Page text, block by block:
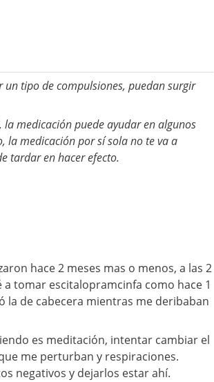
un tipo de compulsiones, puedan surgir
medicación puede ayudar en algunos
la medicación por sí sola no te va a
tardar en hacer efecto.
hace 2 meses mas o menos, a las 2
tomar escitalopramcinfa como hace 1
la de cabecera mientras me deribaban
es meditación, intentar cambiar el
me perturban y respiraciones.
negativos y dejarlos estar ahí.